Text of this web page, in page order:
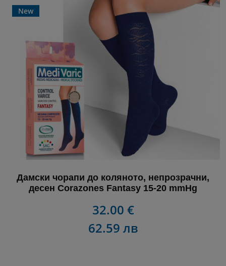
New
Дамски чорапи до коляното, непрозрачни,
десен Corazones Fantasy 15-20 mmHg
32.00 €
62.59 лв